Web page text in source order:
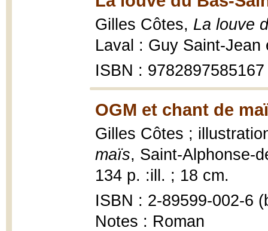
Gilles Côtes, La louve
Laval : Guy Saint-
ISBN : 9782897585167
OGM et chant de
Gilles Côtes ;
maïs, Saint-Alphonse-
134 p. :ill. ; 18 cm.
ISBN : 2-89599-002-6
Notes : Roman